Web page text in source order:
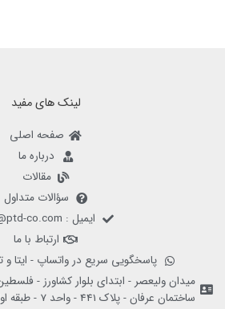
لینک های مفید
صفحه اصلی
درباره ما
مقالات
سؤالات متداول
ایمیل : info@ptd-co.com
ارتباط با ما
پاسخگویی سریع در واتساپ - ایتا و تلگرام
میدان ولیعصر - ابتدای بلوار کشاورز -
ساختمان عرفان - پلاک 441 - واحد 7 - طبقه اول